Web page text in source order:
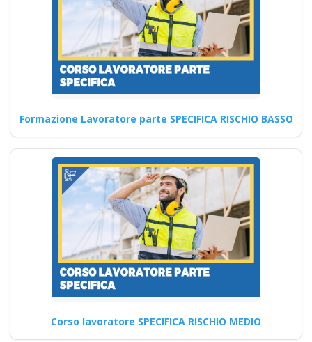
gratuiti gratis crediti
formazione
preventivo impresa
edile agricola
industrie aziende
obblighi formazione
partecipata datore
di lavoro
Approfondisci le competenze
di RSPP in edilizia tramite un
corso online Quali…
Continua
Formazione Lavoratore parte SPECIFICA RISCHIO BASSO
Corso lavoratore SPECIFICA RISCHIO MEDIO